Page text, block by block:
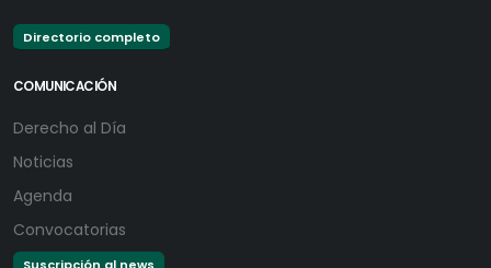
Directorio completo
COMUNICACIÓN
Derecho al Día
Noticias
Agenda
Convocatorias
Suscripción al news